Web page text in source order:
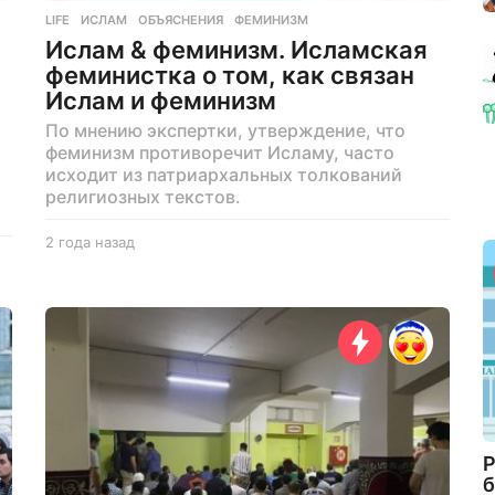
LIFE ИСЛАМ ,ОБЪЯСНЕНИЯ ,ФЕМИНИЗМ
Ислам & феминизм. Исламская
феминистка о том, как связан
Ислам и феминизм
По мнению экспертки, утверждение, что
феминизм противоречит Исламу, часто
исходит из патриархальных толкований
религиозных текстов.
2 года назад2
д
н
а
д